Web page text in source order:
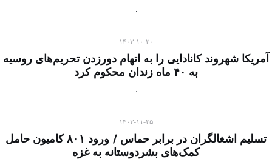
۱۴۰۳-۱۰-۲۰
آمریکا شهروند کانادایی را به اتهام دورزدن تحریم‌های روسیه
به ۴۰ ماه زندان محکوم کرد
۱۴۰۳-۱۱-۲۵
تسلیم اشغالگران در برابر حماس / ورود ۸۰۱ کامیون حامل
کمک‌های بشردوستانه به غزه